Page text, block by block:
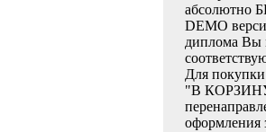
абсолютно
DEMO
диплома Вы
Для
"В
оформления